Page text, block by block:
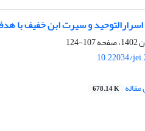
و سیرت ابن‌ خفیف با
107-124
10.22034/
678.14 K